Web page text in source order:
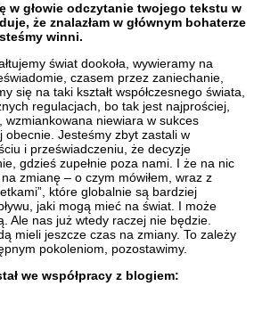
w głowie odczytanie twojego tekstu w
że znalazłam w głównym bohaterze
winni.
świat dookoła, wywieramy na
czasem przez zaniechanie,
się na taki kształt współczesnego świata,
regulacjach, bo tak jest najprościej,
wzmiankowana niewiara w sukces
obecnie. Jesteśmy zbyt zastali w
i przeświadczeniu, że decyzje
gdzieś zupełnie poza nami. I że na nic
zmianę – o czym mówiłem, wraz z
które globalnie są bardziej
jaki mogą mieć na świat. I może
Ale nas już wtedy raczej nie będzie.
mieli jeszcze czas na zmiany. To zależy
pokoleniom, pozostawimy.
we współpracy z blogiem: